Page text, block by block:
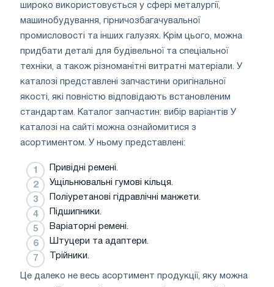
широко використовується у сфері металургії,
машинобудування, гірничозбагачувальної
промисловості та інших галузях. Крім цього, можна
придбати деталі для будівельної та спеціальної
техніки, а також різноманітні витратні матеріали. У
каталозі представлені запчастини оригінальної
якості, які повністю відповідають встановленим
стандартам. Каталог запчастин: вибір варіантів У
каталозі на сайті можна ознайомитися з
асортиментом. У ньому представлені:
Привідні ремені.
Ущільнювальні гумові кільця.
Поліуретанові гідравлічні манжети.
Підшипники.
Варіаторні ремені.
Штуцери та адаптери.
Трійники.
Це далеко не весь асортимент продукції, яку можна